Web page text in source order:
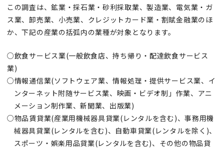
この調査は、鉱業・採石業・砂利採取業、製造業、電気業・ガ
ス業、卸売業、小売業、クレジットカード業・割賦金融業のほ
か、下記の産業の括弧内の業種が対象となります。
○飲食サービス業(一般飲食店、持ち帰り・配達飲食サービス
業)
○情報通信業(ソフトウェア業、情報処理・提供サービス業、イ
ンターネット附随サービス業、映画・ビデオ制」作業、アニ
メーション制作業、新聞業、出版業)
○物品賃貸業(産業用機械器具貸業(レンタルを含む)、事務用機
械器具貸業(レンタルを含む)、自動車貸業(レンタルを除く)、
スポーツ・娯楽用品貸業(レンタルを含む)、その他の物品貸